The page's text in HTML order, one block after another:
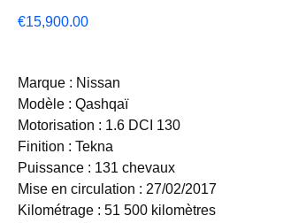
€15,900.00Price
Marque : Nissan
Modèle : Qashqaï
Motorisation : 1.6 DCI 130
Finition : Tekna
Puissance : 131 chevaux
Mise en circulation : 27/02/2017
Kilométrage : 51 500 kilomètres